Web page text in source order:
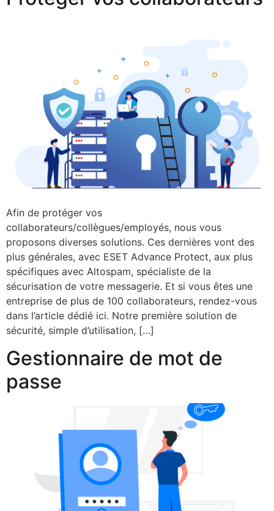
Afin de protéger vos
collaborateurs/collègues/employés, nous vous
proposons diverses solutions. Ces dernières vont des
plus générales, avec ESET Advance Protect, aux plus
spécifiques avec Altospam, spécialiste de la
sécurisation de votre messagerie. Et si vous êtes une
entreprise de plus de 100 collaborateurs, rendez-vous
dans l’article dédié ici. Notre première solution de
sécurité, simple d’utilisation, […]
Gestionnaire de mot de
passe